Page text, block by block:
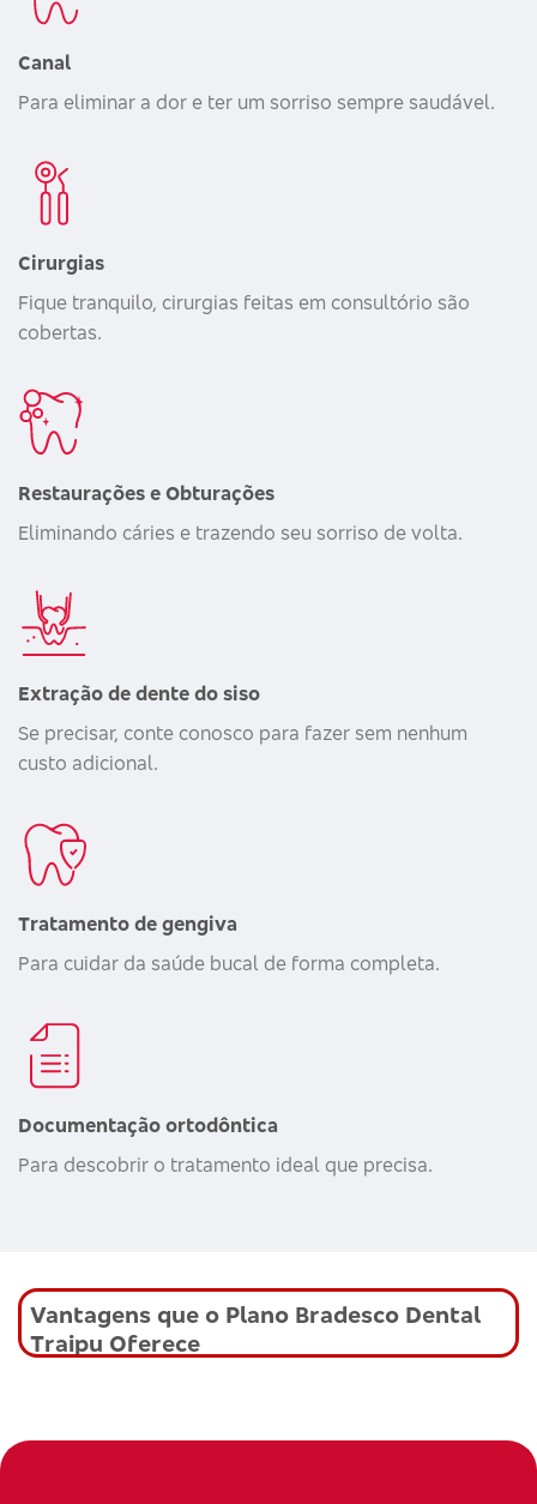
Canal
Para eliminar a dor e ter um sorriso sempre saudável.
Cirurgias
Fique tranquilo, cirurgias feitas em consultório são
cobertas.
Restaurações e Obturações
Eliminando cáries e trazendo seu sorriso de volta.
Extração de dente do siso
Se precisar, conte conosco para fazer sem nenhum
custo adicional.
Tratamento de gengiva
Para cuidar da saúde bucal de forma completa.
Documentação ortodôntica
Para descobrir o tratamento ideal que precisa.
Vantagens que o Plano Bradesco Dental
Traipu Oferece